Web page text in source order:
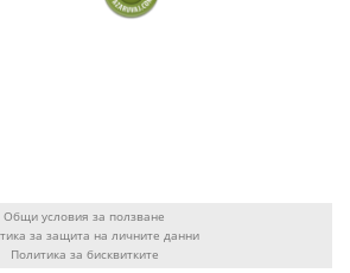
Общи условия за ползване
за защита на личните данни
Политика за бисквитките